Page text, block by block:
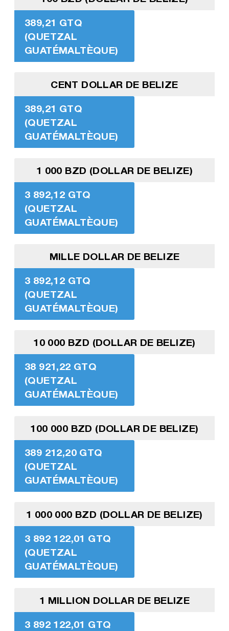
389,21 GTQ
(QUETZAL
GUATÉMALTÈQUE)
CENT DOLLAR DE BELIZE
389,21 GTQ
(QUETZAL
GUATÉMALTÈQUE)
1 000 BZD (DOLLAR DE BELIZE)
3 892,12 GTQ
(QUETZAL
GUATÉMALTÈQUE)
MILLE DOLLAR DE BELIZE
3 892,12 GTQ
(QUETZAL
GUATÉMALTÈQUE)
10 000 BZD (DOLLAR DE BELIZE)
38 921,22 GTQ
(QUETZAL
GUATÉMALTÈQUE)
100 000 BZD (DOLLAR DE BELIZE)
389 212,20 GTQ
(QUETZAL
GUATÉMALTÈQUE)
1 000 000 BZD (DOLLAR DE BELIZE)
3 892 122,01 GTQ
(QUETZAL
GUATÉMALTÈQUE)
1 MILLION DOLLAR DE BELIZE
3 892 122,01 GTQ